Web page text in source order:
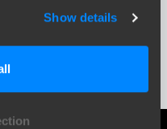
Show details